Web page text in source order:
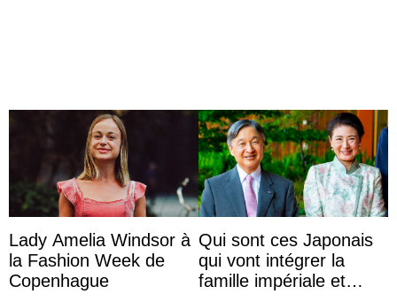
Lady Amelia Windsor à
la Fashion Week de
Copenhague
Qui sont ces Japonais
qui vont intégrer la
famille impériale et